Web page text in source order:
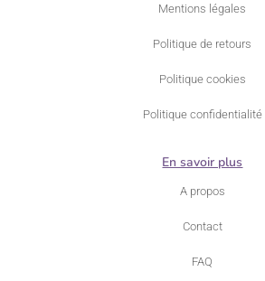
Mentions légales
Politique de retours
Politique cookies
Politique confidentialité
En savoir plus
A propos
Contact
FAQ